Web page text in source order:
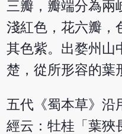
三瓣，瓣端分為兩
淺紅色，花六瓣，
其色紫。出婺州山
楚，從所形容的葉
五代《蜀本草》沿
經云：牡桂「葉狹